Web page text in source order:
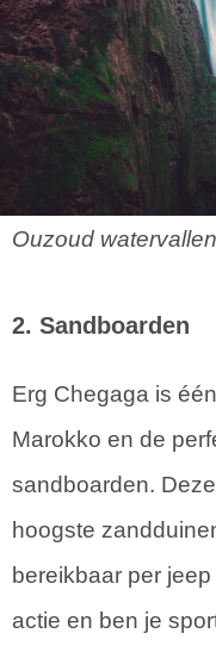
Ouzoud watervallen
2. Sandboarden
Erg Chegaga is
Marokko en de
sandboarden.
hoogste
bereikbaar per
actie en ben je